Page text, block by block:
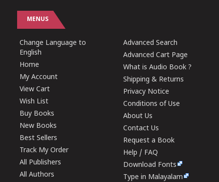
MENUS
Change Language to
English
Home
My Account
View Cart
Wish List
Buy Books
New Books
Best Sellers
Track My Order
All Publishers
All Authors
Advanced Search
Advanced Cart Page
What is Audio Book ?
Shipping & Returns
Privacy Notice
Conditions of Use
About Us
Contact Us
Request a Book
Help / FAQ
Download Fonts
Type in Malayalam